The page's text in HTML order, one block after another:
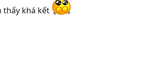
thấy khá kết